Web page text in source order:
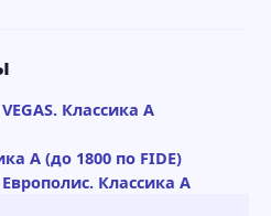
Классика A
A (до 1800 по FIDE)
Классика A